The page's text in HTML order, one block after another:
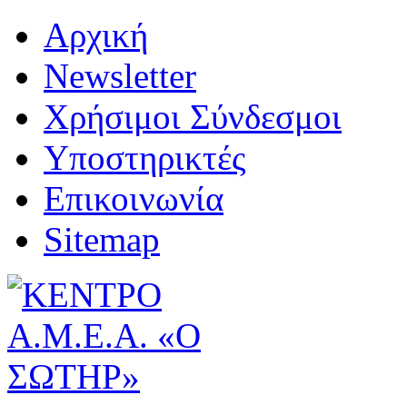
Αρχική
Newsletter
Χρήσιμοι Σύνδεσμοι
Υποστηρικτές
Επικοινωνία
Sitemap